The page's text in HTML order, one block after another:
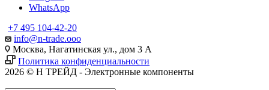
WhatsApp
+7 495 104-42-20
info@n-trade.ooo
Москва, Нагатинская ул., дом 3 А
Политика конфиденциальности
2026 © Н ТРЕЙД - Электронные компоненты